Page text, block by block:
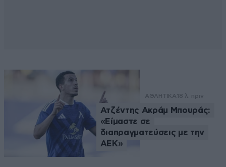
ΑΘΛΗΤΙΚΑ 18 λ. πριν
Ατζέντης Ακράμ Μπουράς:
«Είμαστε σε
διαπραγματεύσεις με την
ΑΕΚ»